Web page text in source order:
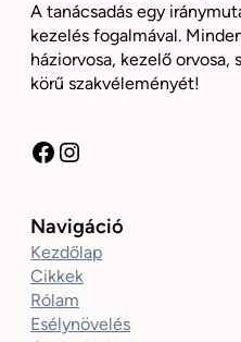
A tanácsadás egy
kezelés fogalmával.
háziorvosa, kezelő
körű szakvéleményét!
Facebook Instagram
Navigáció
Kezdőlap
Cikkek
Rólam
Esélynövelés